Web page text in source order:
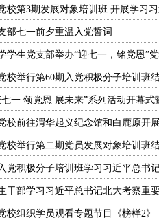
校第3期发展对象培训班 开展学习
部七一前夕重温入党誓词
学生党支部举办“迎七一，铭党恩”
校举行第60期入党积极分子培训班
一 颂党恩 展未来”系列活动开幕
校前往渭华起义纪念馆和白鹿原开
校举行第二期党员发展对象培训班
党积极分子培训班学习习近平总书
干部学习习近平总书记北大考察重
校组织学员观看专题节目《榜样2》